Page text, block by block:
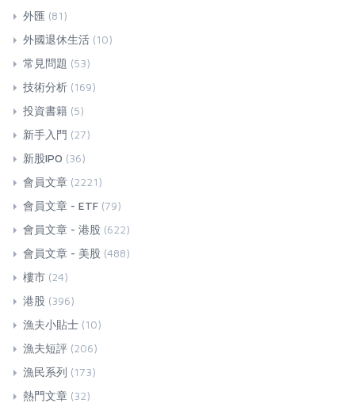
外匯 (81)
外國退休生活 (10)
常見問題 (53)
技術分析 (169)
投資書籍 (5)
新手入門 (27)
新股IPO (36)
會員文章 (2221)
會員文章 - ETF (79)
會員文章 - 港股 (622)
會員文章 - 美股 (488)
樓市 (24)
港股 (396)
漁夫小貼士 (10)
漁夫短評 (206)
漁民系列 (173)
熱門文章 (32)